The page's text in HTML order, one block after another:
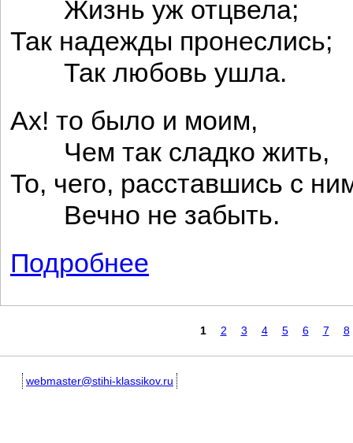
Жизнь уж отцвела;
Так надежды пронеслись;
Так любовь ушла.
Ах! то было и моим,
Чем так сладко жить,
То, чего, расставшись с
Вечно не забыть.
Подробнее
1 2 3 4 5 6 7 8
webmaster@stihi-klassikov.ru